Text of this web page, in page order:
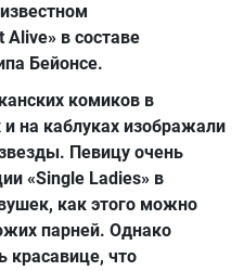
в составе
Бейонсе.
комиков в
на каблуках изображали
Певицу очень
«Single Ladies» в
как этого можно
парней. Однако
красавице, что